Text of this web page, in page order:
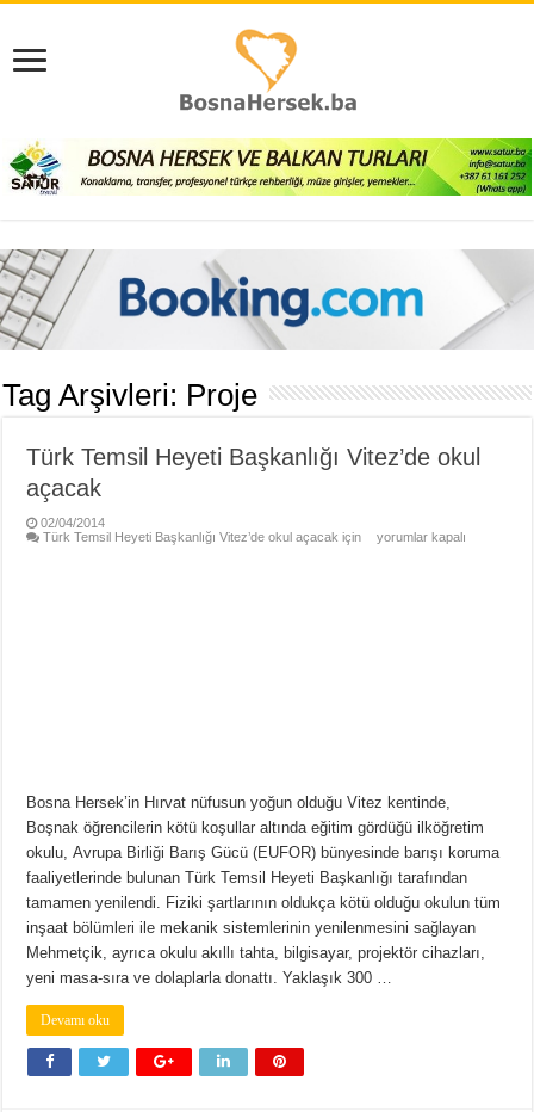
Tag Arşivleri: Proje
Türk Temsil Heyeti Başkanlığı Vitez’de okul
açacak
02/04/2014
Türk Temsil Heyeti Başkanlığı Vitez’de okul açacak için
yorumlar kapalı
Bosna Hersek’in Hırvat nüfusun yoğun olduğu Vitez kentinde,
Boşnak öğrencilerin kötü koşullar altında eğitim gördüğü ilköğretim
okulu, Avrupa Birliği Barış Gücü (EUFOR) bünyesinde barışı koruma
faaliyetlerinde bulunan Türk Temsil Heyeti Başkanlığı tarafından
tamamen yenilendi. Fiziki şartlarının oldukça kötü olduğu okulun tüm
inşaat bölümleri ile mekanik sistemlerinin yenilenmesini sağlayan
Mehmetçik, ayrıca okulu akıllı tahta, bilgisayar, projektör cihazları,
yeni masa-sıra ve dolaplarla donattı. Yaklaşık 300 …
Devamı oku